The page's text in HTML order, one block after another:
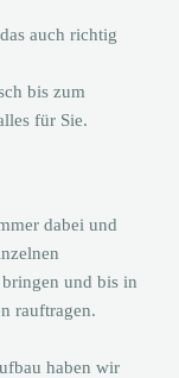
auch richtig
bis zum
für Sie.
dabei und
und bis in
rauftragen.
haben wir